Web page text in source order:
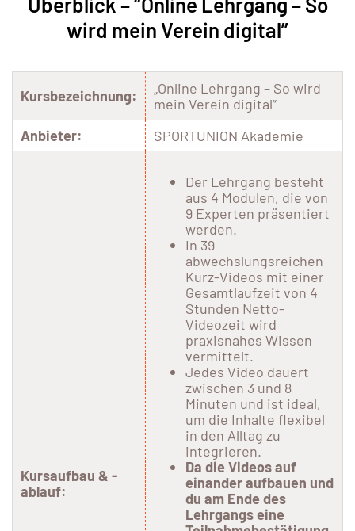
wird mein Verein digital”
Kursbezeichnung:
„Online Lehrgang – So wird
mein Verein digital“
Anbieter:
SPORTUNION Akademie
Kursaufbau & -
ablauf:
Der Lehrgang besteht
aus 4 Modulen, die von
9 Experten präsentiert
werden.
In 39
abwechslungsreichen
Kurz-Videos mit einer
Gesamtlaufzeit von 4
Stunden Netto-
Videozeit wird
praxisnahes Wissen
vermittelt.
Jedes Video dauert
zwischen 3 und 8
Minuten und ist ideal,
um die Inhalte flexibel
in den Alltag zu
integrieren.
Da die Videos auf
einander aufbauen und
du am Ende des
Lehrgangs eine